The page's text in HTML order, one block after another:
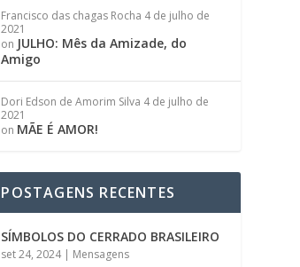
Francisco das chagas Rocha 4 de julho de
2021
on JULHO: Mês da Amizade, do
Amigo
Dori Edson de Amorim Silva 4 de julho de
2021
on MÃE É AMOR!
POSTAGENS RECENTES
SÍMBOLOS DO CERRADO BRASILEIRO
set 24, 2024| Mensagens